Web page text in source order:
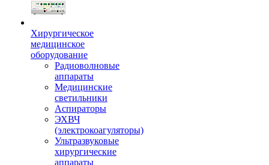
Хирургическое
медицинское
оборудование
Радиоволновые
аппараты
Медицинские
светильники
Аспираторы
ЭХВЧ
(электрокоагуляторы)
Ультразвуковые
хирургические
аппараты